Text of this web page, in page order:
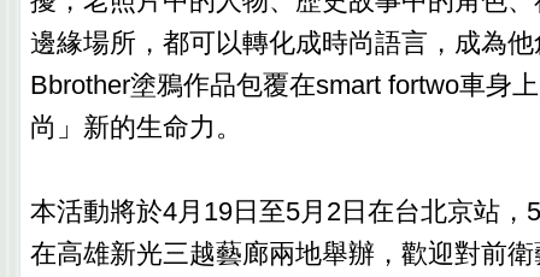
邊緣場所，都可以轉化成時尚語言，成為
Bbrother塗鴉作品包覆在smart fortwo車身
尚」新的生命力。
本活動將於4月19日至5月2日在台北京站，
在高雄新光三越藝廊兩地舉辦，歡迎對前